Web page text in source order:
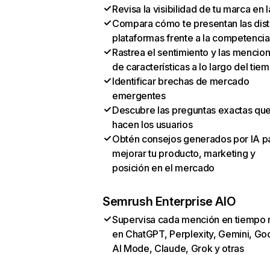
Revisa la visibilidad de tu marca en
Compara cómo te presentan las
plataformas frente a la competencia
Rastrea el sentimiento y las
de características a lo largo del
Identificar brechas de mercado
emergentes
Descubre las preguntas exactas
hacen los usuarios
Obtén consejos generados por IA
mejorar tu producto, marketing y
posición en el mercado
Semrush Enterprise AIO
Supervisa cada mención en tiempo
en ChatGPT, Perplexity, Gemini,
AI Mode, Claude, Grok y otras